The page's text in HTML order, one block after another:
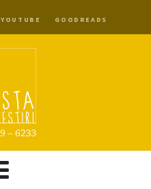
YOUTUBE GOODREADS